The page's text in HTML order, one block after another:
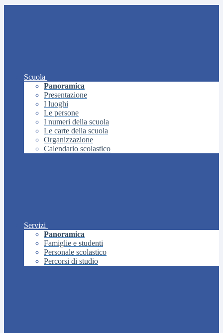
Scuola
Panoramica
Presentazione
I luoghi
Le persone
I numeri della scuola
Le carte della scuola
Organizzazione
Calendario scolastico
Servizi
Panoramica
Famiglie e studenti
Personale scolastico
Percorsi di studio